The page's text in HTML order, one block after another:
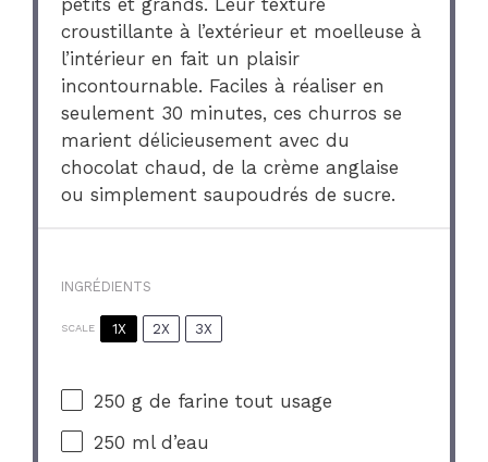
petits et grands. Leur texture
croustillante à l’extérieur et moelleuse à
l’intérieur en fait un plaisir
incontournable. Faciles à réaliser en
seulement 30 minutes, ces churros se
marient délicieusement avec du
chocolat chaud, de la crème anglaise
ou simplement saupoudrés de sucre.
INGRÉDIENTS
SCALE 1X 2X 3X
250 g de farine tout usage
250 ml d’eau